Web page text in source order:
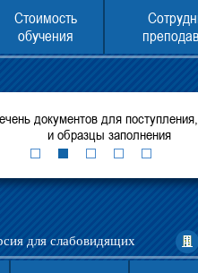
Стоимость
обучения
документов для
и образцы заполнения
для слабовидящих